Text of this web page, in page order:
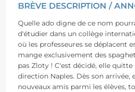
BRÈVE DESCRIPTION /
Quelle ado digne de ce nom
d'étudier dans un collège
où les professeures se déplacent
mange exclusivement des
pas Zloty ! C'est décidé, elle quitte
direction Naples. Dès son arrivée,
nouveaux amis parmi les élèves,